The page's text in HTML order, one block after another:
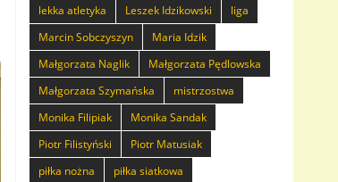
lekka atletyka
Leszek Idzikowski
liga
Marcin Sobczyszyn
Maria Idzik
Małgorzata Naglik
Małgorzata Pędlowska
Małgorzata Szymańska
mistrzostwa
Monika Filipiak
Monika Sandak
Piotr Filistyński
Piotr Matusiak
piłka nożna
piłka siatkowa